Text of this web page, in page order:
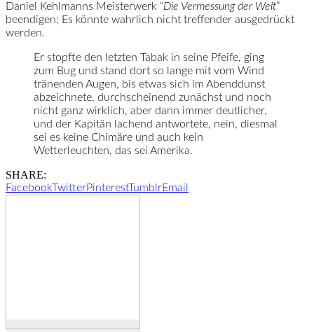
Daniel Kehlmanns Meisterwerk “Die Vermessung der Welt”
beendigen; Es könnte wahrlich nicht treffender ausgedrückt
werden.
Er stopfte den letzten Tabak in seine Pfeife, ging
zum Bug und stand dort so lange mit vom Wind
tränenden Augen, bis etwas sich im Abenddunst
abzeichnete, durchscheinend zunächst und noch
nicht ganz wirklich, aber dann immer deutlicher,
und der Kapitän lachend antwortete, nein, diesmal
sei es keine Chimäre und auch kein
Wetterleuchten, das sei Amerika.
SHARE:
FacebookTwitterPinterestTumblrEmail